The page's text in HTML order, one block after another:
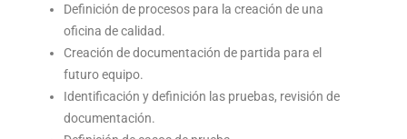
Definición de procesos para la creación de una
oficina de calidad.
Creación de documentación de partida para el
futuro equipo.
Identificación y definición las pruebas, revisión de
documentación.